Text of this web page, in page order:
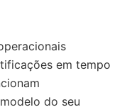
em tempo
do seu